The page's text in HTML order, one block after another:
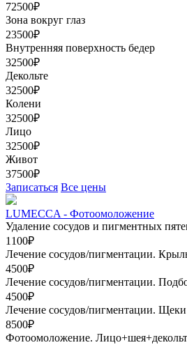
72500₽
Зона вокруг глаз
23500₽
Внутренняя поверхность бедер
32500₽
Декольте
32500₽
Колени
32500₽
Лицо
32500₽
Живот
37500₽
Записаться Все цены
LUMECCA - Фотоомоложение
Удаление сосудов и пигментных
1100₽
Лечение сосудов/пигментации.
4500₽
Лечение сосудов/пигментации.
4500₽
Лечение сосудов/пигментации. Щеки
8500₽
Фотоомоложение.